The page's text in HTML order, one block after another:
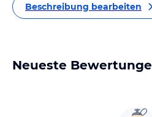
Beschreibung bearbeiten
Neueste